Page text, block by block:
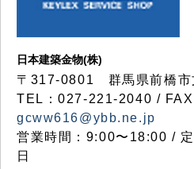
日本建築金物(株)
〒317‐0801 群馬県前橋市
TEL：027-221-2040 /
gcww616@ybb.ne.jp
営業時間：9:00〜18:00 /
日